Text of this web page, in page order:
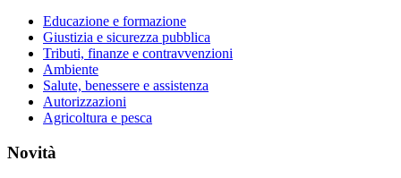
Educazione e formazione
Giustizia e sicurezza pubblica
Tributi, finanze e contravvenzioni
Ambiente
Salute, benessere e assistenza
Autorizzazioni
Agricoltura e pesca
Novità